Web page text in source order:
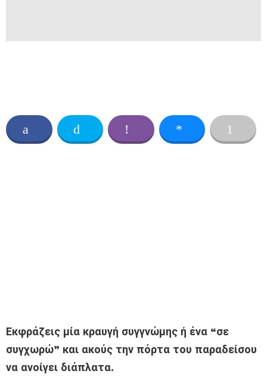
Εκφράζεις μία κραυγή συγγνώμης ή ένα “σε
συγχωρώ” και ακούς την πόρτα του παραδείσου
να ανοίγει διάπλατα.